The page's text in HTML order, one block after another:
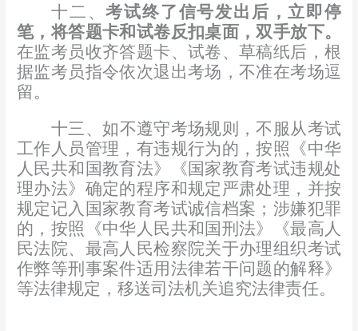
十二、考试终了信号发出后，立即停
笔，将答题卡和试卷反扣桌面，双手放下。
在监考员收齐答题卡、试卷、草稿纸后，根
据监考员指令依次退出考场，不准在考场逗
留。
十三、如不遵守考场规则，不服从考试
工作人员管理，有违规行为的，按照《中华
人民共和国教育法》《国家教育考试违规处
理办法》确定的程序和规定严肃处理，并按
规定记入国家教育考试诚信档案；涉嫌犯罪
的，按照《中华人民共和国刑法》《最高人
民法院、最高人民检察院关于办理组织考试
作弊等刑事案件适用法律若干问题的解释》
等法律规定，移送司法机关追究法律责任。